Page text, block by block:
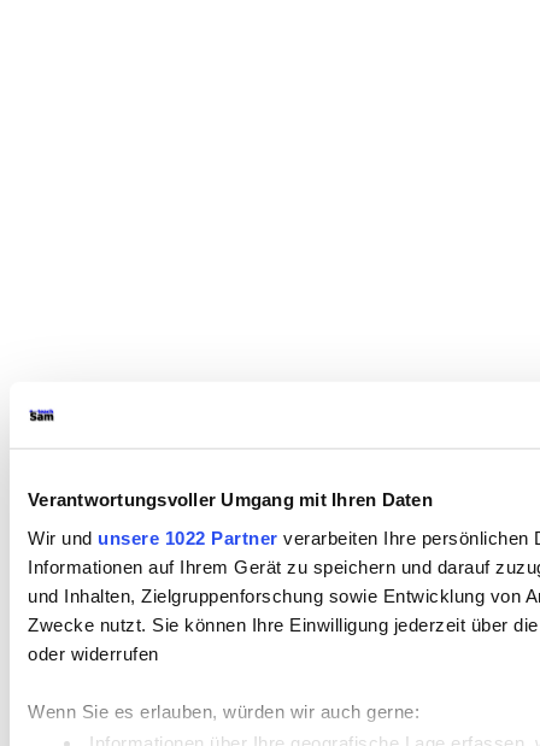
Verantwortungsvoller Umgang mit Ihren Daten
Wir und unsere 1022 Partner verarbeiten Ihre persönlichen
Informationen auf Ihrem Gerät zu speichern und darauf
und Inhalten, Zielgruppenforschung sowie Entwicklung von
Zwecke nutzt. Sie können Ihre Einwilligung jederzeit über
oder widerrufen
Wenn Sie es erlauben, würden wir auch gerne: